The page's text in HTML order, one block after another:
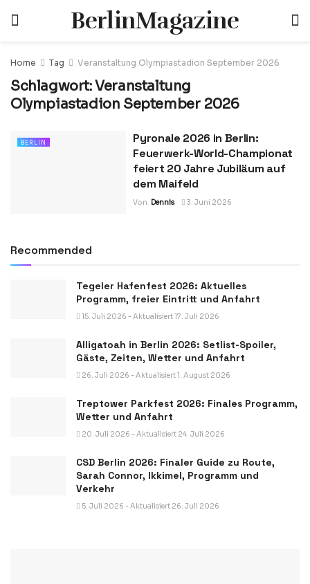
BerlinMagazine
Home Tag Veranstaltung Olympiastadion September 2026
Schlagwort:Veranstaltung
Olympiastadion September 2026
BERLIN
Pyronale 2026 in Berlin:
Feuerwerk-World-Championat
feiert 20 Jahre Jubiläum auf
dem Maifeld
Von Dennis 3. Juni 2026
Recommended
Tegeler Hafenfest 2026: Aktuelles
Programm, freier Eintritt und Anfahrt
15. Juli 2026 - Aktualisiert 17. Juli 2026
Alligatoah in Berlin 2026: Setlist-Spoiler,
Gäste, Zeiten, Wetter und Anfahrt
26. Juli 2026 - Aktualisiert 1. August 2026
Treptower Parkfest 2026: Finales Programm,
Wetter und Anfahrt
20. Juli 2026 - Aktualisiert 24. Juli 2026
CSD Berlin 2026: Finaler Guide zu Route,
Sarah Connor, Ikkimel, Programm und
Verkehr
5. Juli 2026 - Aktualisiert 26. Juli 2026